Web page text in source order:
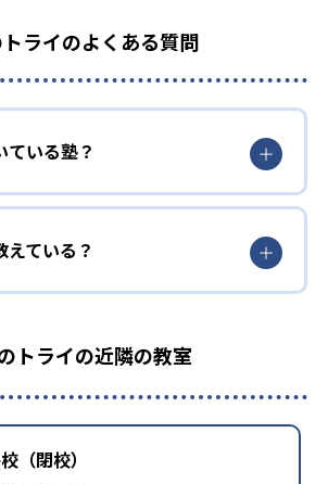
ライのよくある質問
ている塾？
えている？
トライの近隣の教室
（閉校）